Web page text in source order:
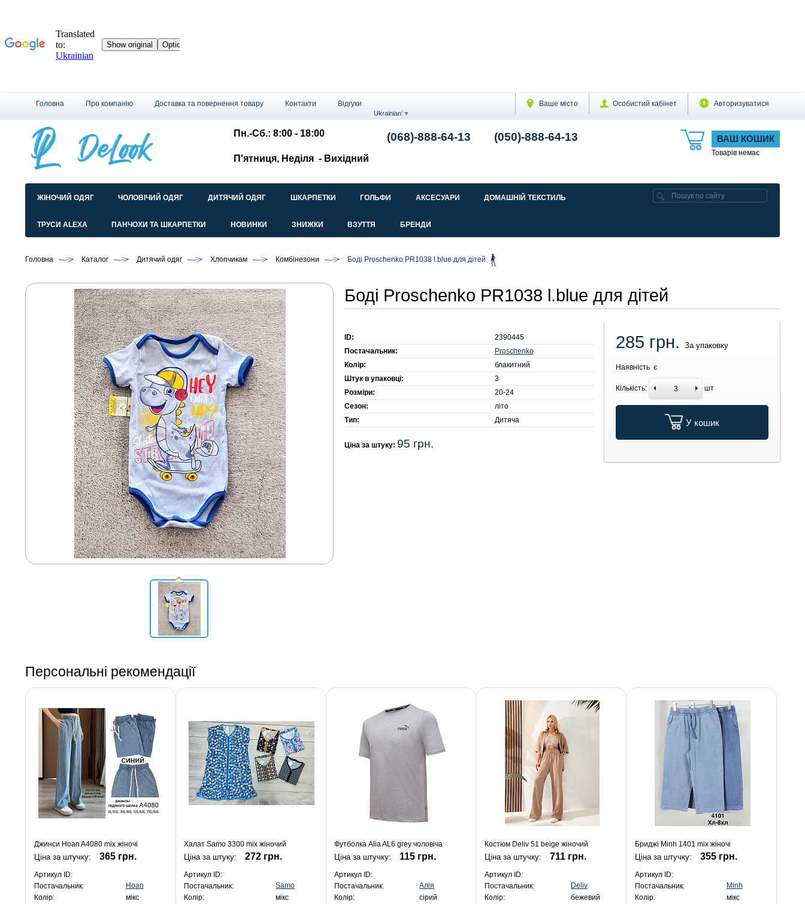
Ваше місто Особистий кабінет Авторизуватися
Головна Про компанію Доставка та повернення товару Контакти Відгуки
Ukrainian ▼
ВАШ КОШИК
Товарів немає
Пн.-Сб.: 8:00 - 18:00
П'ятниця, Неділя - Вихідний
(068)-888-64-13 (050)-888-64-13
ЖІНОЧИЙ ОДЯГ ЧОЛОВІЧИЙ ОДЯГ ДИТЯЧИЙ ОДЯГ ШКАРПЕТКИ ГОЛЬФИ АКСЕСУАРИ ДОМАШНІЙ ТЕКСТИЛЬ
ТРУСИ ALEXA ПАНЧОХИ ТА ШКАРПЕТКИ НОВИНКИ ЗНИЖКИ ВЗУТТЯ БРЕНДИ
Головна Каталог Дитячий одяг Хлопчикам Комбінезони Боді Proschenko PR1038 l.blue для дітей
Боді Proschenko PR1038 l.blue для дітей
ID:
2390445
Постачальник:
Proschenko
Колір:
блакитний
Штук в упаковці:
3
Розміри:
20-24
Сезон:
літо
Тип:
Дитяча
Ціна за штуку: 95 грн.
285 грн.За упаковку
Наявність є
Кількість: шт
У кошик
Персональні рекомендації
Джинси Hoan A4080 mix жіночі
Ціна за штучку: 365 грн.
Артикул ID:
Постачальник:
Hoan
Колір:
мікс
Халат Samo 3300 mix жіночий
Ціна за штуку: 272 грн.
Артикул ID:
Постачальник:
Samo
Колір:
мікс
Футболка Alia AL6 grey чоловіча
Ціна за штучку: 115 грн.
Артикул ID:
Постачальник:
Алія
Колір:
сірий
Костюм Deliv 51 beige жіночий
Ціна за штучку: 711 грн.
Артикул ID:
Постачальник:
Deliv
Колір:
бежевий
Бриджі Minh 1401 mix жіночі
Ціна за штучку: 355 грн.
Артикул ID:
Постачальник:
Minh
Колір:
мікс